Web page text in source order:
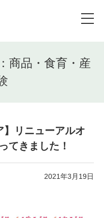
商品・食育・産
】リニューアルオ
てきました！
2021年3月19日